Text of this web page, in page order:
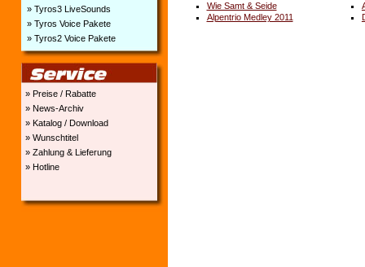
» Tyros3 LiveSounds
» Tyros Voice Pakete
» Tyros2 Voice Pakete
» Preise / Rabatte
» News-Archiv
» Katalog / Download
» Wunschtitel
» Zahlung & Lieferung
» Hotline
Wie Samt & Seide
Alpentrio Medley 2011